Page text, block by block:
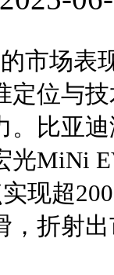
市场表
定位与
。比亚
光MiNi
现超
，折射